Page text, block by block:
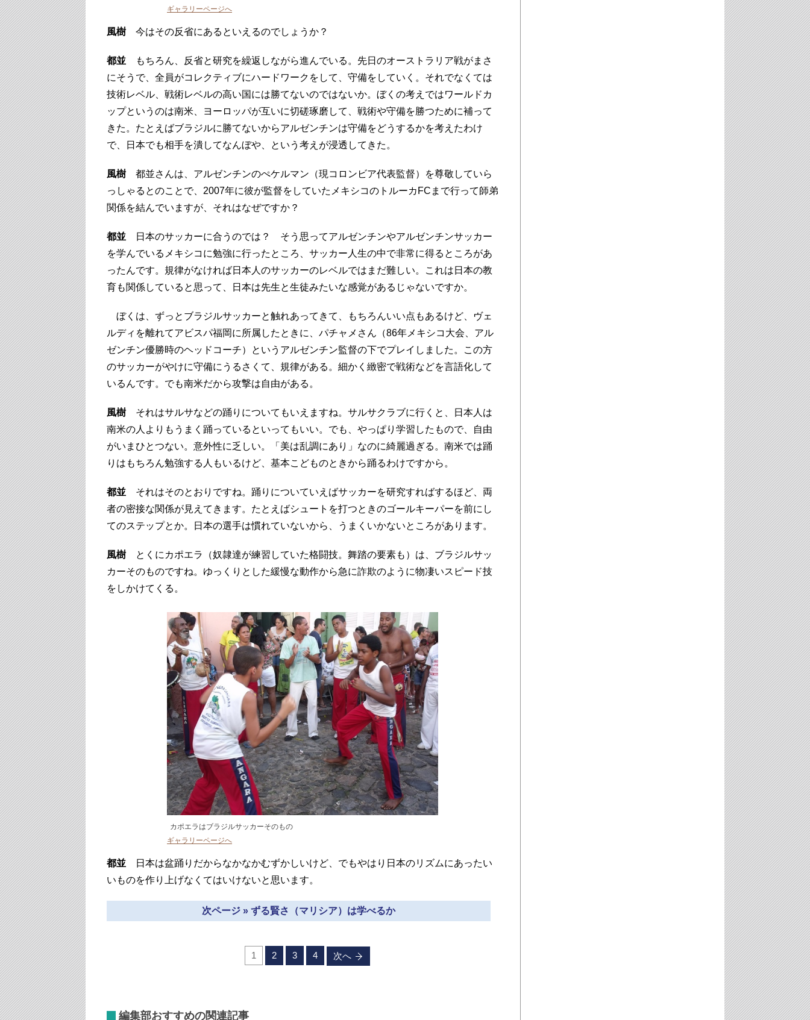
ギャラリーページへ
風樹 今はその反省にあるといえるのでしょうか？
都並 もちろん、反省と研究を繰返しながら進んでいる。先日のオーストラリア戦がまさ
にそうで、全員がコレクティブにハードワークをして、守備をしていく。それでなくては
技術レベル、戦術レベルの高い国には勝てないのではないか。ぼくの考えではワールドカ
ップというのは南米、ヨーロッパが互いに切磋琢磨して、戦術や守備を勝つために補って
きた。たとえばブラジルに勝てないからアルゼンチンは守備をどうするかを考えたわけ
で、日本でも相手を潰してなんぼや、という考えが浸透してきた。
風樹 都並さんは、アルゼンチンのぺケルマン（現コロンビア代表監督）を尊敬していら
っしゃるとのことで、2007年に彼が監督をしていたメキシコのトルーカFCまで行って師弟
関係を結んでいますが、それはなぜですか？
都並 日本のサッカーに合うのでは？ そう思ってアルゼンチンやアルゼンチンサッカー
を学んでいるメキシコに勉強に行ったところ、サッカー人生の中で非常に得るところがあ
ったんです。規律がなければ日本人のサッカーのレベルではまだ難しい。これは日本の教
育も関係していると思って、日本は先生と生徒みたいな感覚があるじゃないですか。
ぼくは、ずっとブラジルサッカーと触れあってきて、もちろんいい点もあるけど、ヴェ
ルディを離れてアビスパ福岡に所属したときに、パチャメさん（86年メキシコ大会、アル
ゼンチン優勝時のヘッドコーチ）というアルゼンチン監督の下でプレイしました。この方
のサッカーがやけに守備にうるさくて、規律がある。細かく緻密で戦術などを言語化して
いるんです。でも南米だから攻撃は自由がある。
風樹 それはサルサなどの踊りについてもいえますね。サルサクラブに行くと、日本人は
南米の人よりもうまく踊っているといってもいい。でも、やっぱり学習したもので、自由
がいまひとつない。意外性に乏しい。「美は乱調にあり」なのに綺麗過ぎる。南米では踊
りはもちろん勉強する人もいるけど、基本こどものときから踊るわけですから。
都並 それはそのとおりですね。踊りについていえばサッカーを研究すればするほど、両
者の密接な関係が見えてきます。たとえばシュートを打つときのゴールキーパーを前にし
てのステップとか。日本の選手は慣れていないから、うまくいかないところがあります。
風樹 とくにカポエラ（奴隷達が練習していた格闘技。舞踏の要素も）は、ブラジルサッ
カーそのものですね。ゆっくりとした緩慢な動作から急に詐欺のように物凄いスピード技
をしかけてくる。
カポエラはブラジルサッカーそのもの
ギャラリーページへ
都並 日本は盆踊りだからなかなかむずかしいけど、でもやはり日本のリズムにあったい
いものを作り上げなくてはいけないと思います。
次ページ » ずる賢さ（マリシア）は学べるか
1 2 3 4 次へ
編集部おすすめの関連記事